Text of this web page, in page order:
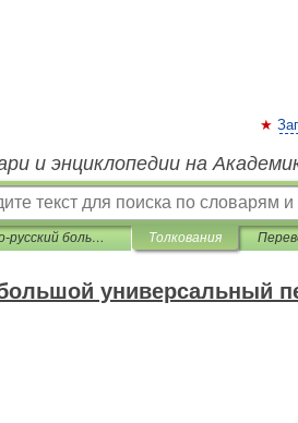
и энциклопедии на
Англо-русский большой универсальный переводческий словарь Толкования
универсальный